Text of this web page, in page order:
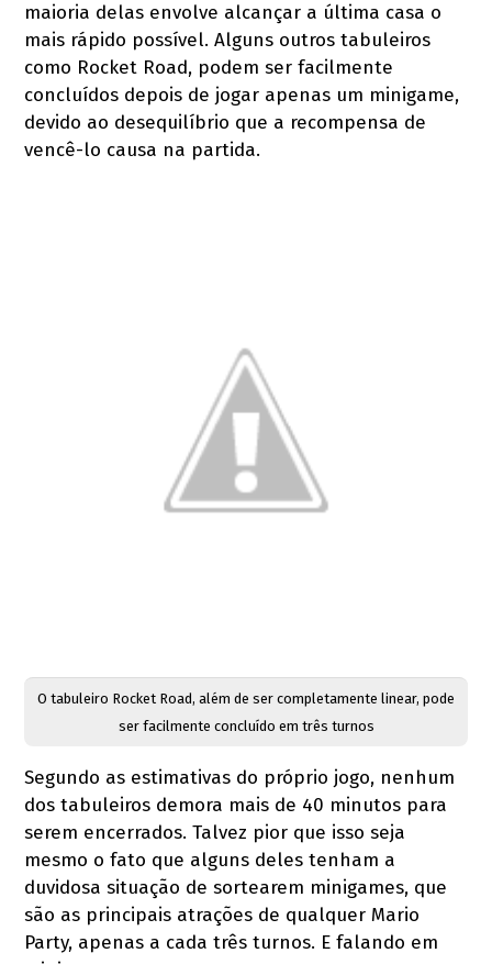
maioria delas envolve alcançar a última casa o
mais rápido possível. Alguns outros tabuleiros
como Rocket Road, podem ser facilmente
concluídos depois de jogar apenas um minigame,
devido ao desequilíbrio que a recompensa de
vencê-lo causa na partida.
O tabuleiro Rocket Road, além de ser completamente linear, pode
ser facilmente concluído em três turnos
Segundo as estimativas do próprio jogo, nenhum
dos tabuleiros demora mais de 40 minutos para
serem encerrados. Talvez pior que isso seja
mesmo o fato que alguns deles tenham a
duvidosa situação de sortearem minigames, que
são as principais atrações de qualquer Mario
Party, apenas a cada três turnos. E falando em